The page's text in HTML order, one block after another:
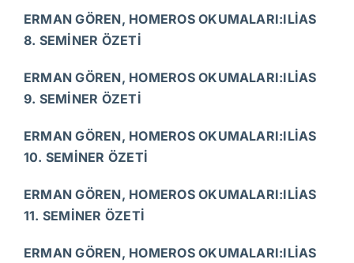
ERMAN GÖREN, HOMEROS OKUMALARI:ILİAS
8. SEMİNER ÖZETİ
ERMAN GÖREN, HOMEROS OKUMALARI:ILİAS
9. SEMİNER ÖZETİ
ERMAN GÖREN, HOMEROS OKUMALARI:ILİAS
10. SEMİNER ÖZETİ
ERMAN GÖREN, HOMEROS OKUMALARI:ILİAS
11. SEMİNER ÖZETİ
ERMAN GÖREN, HOMEROS OKUMALARI:ILİAS